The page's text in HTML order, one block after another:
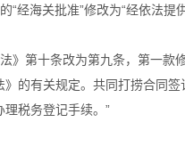
经海关批准”修改为“经依法提
》第十条改为第九条，第一款
的有关规定。共同打捞合同
税务登记手续。”